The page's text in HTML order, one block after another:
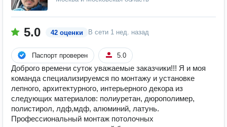
5.0 42 оценки В сети 1 нед. назад
Паспорт проверен 5.0
Доброго времени суток уважаемые заказчики!!! Я и моя
команда специализируемся по монтажу и установке
лепного, архитектурного, интерьерного декора из
следующих материалов: полиуретан, дюрополимер,
полистирол, лдф,мдф, алюминий, латунь.
Профессиональный монтаж потолочных